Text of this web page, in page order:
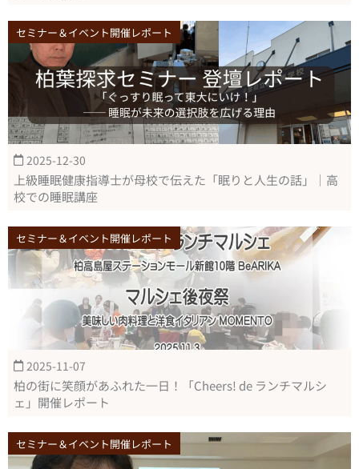
セミナー＆イベント開催レポート
2025-12-30
上級睡眠健康指導士が母校で伝えた「眠りと人生の話」｜高
校での睡眠講座
セミナー＆イベント開催レポート
2025-11-07
柏の街に笑顔があふれた一日！「Cheers! de ランチマルシ
ェ」開催レポート
セミナー＆イベント開催レポート